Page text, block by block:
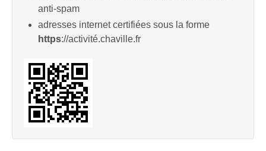
anti-spam
adresses internet certifiées sous la forme
https://activité.chaville.fr